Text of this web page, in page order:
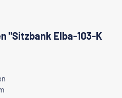
"Sitzbank Elba-103-K